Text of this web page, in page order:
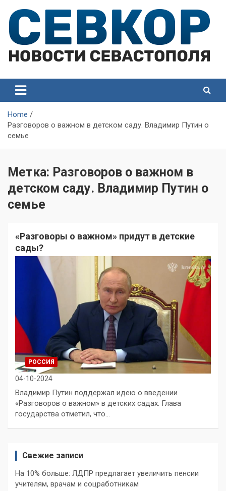
content
Севастополя
Севастополя
Home
Разговоров о важном в детском саду. Владимир Путин о
семье
Метка: Разговоров о важном в
детском саду. Владимир Путин о
семье
«Разговоры о важном» придут в детские
сады?
РОССИЯ
04-10-2024
Владимир Путин поддержал идею о введении
«Разговоров о важном» в детских садах. Глава
государства отметил, что…
Свежие записи
На 10% больше: ЛДПР предлагает увеличить пенсии
учителям, врачам и соцработникам